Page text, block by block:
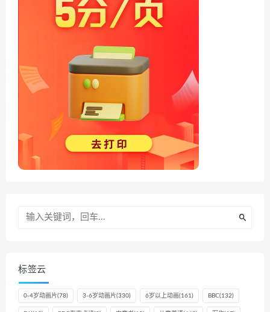
标签云
0-4岁动画片(78) 3-6岁动画片(330) 6岁以上动画(161) BBC(132)